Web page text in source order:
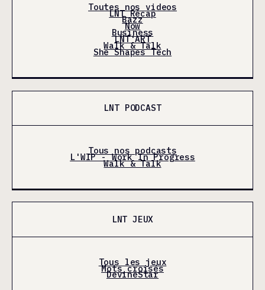
Toutes nos videos
LNT Récap
Bazz
Now
Business
LNT'ART
Walk & Talk
She Shapes Tech
LNT PODCAST
Tous nos podcasts
L'WIP - Work In Progress
Walk & Talk
LNT JEUX
Tous les jeux
Mots croisés
DevineStar